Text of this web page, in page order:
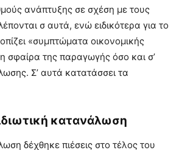
ανάπτυξης σε σχέση με τους
σ αυτά, ενώ ειδικότερα για το
«συμπτώματα οικονομικής
σφαίρα της παραγωγής όσο και σ’
Σ’ αυτά κατατάσσει τα
κατανάλωση
δέχθηκε πιέσεις στο τέλος του